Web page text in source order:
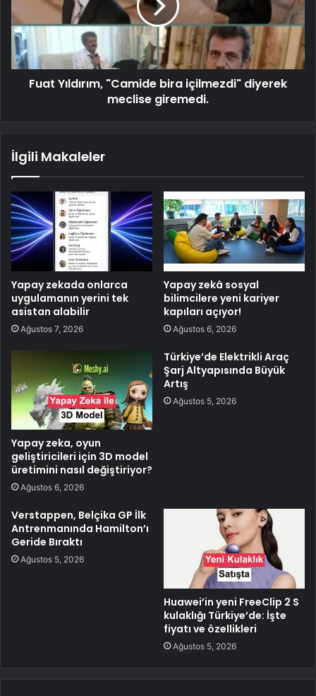
Fuat Yıldırım, "Camide bira içilmezdi" diyerek
meclise giremedi.
İlgili Makaleler
Yapay zekada onlarca
uygulamanın yerini tek
asistan alabilir
Ağustos 7, 2026
Yapay zekâ sosyal
bilimcilere yeni kariyer
kapıları açıyor!
Ağustos 6, 2026
Yapay zeka, oyun
geliştiricileri için 3D model
üretimini nasıl değiştiriyor?
Ağustos 6, 2026
Türkiye’de Elektrikli Araç
Şarj Altyapısında Büyük
Artış
Ağustos 5, 2026
Verstappen, Belçika GP İlk
Antrenmanında Hamilton’ı
Geride Bıraktı
Ağustos 5, 2026
Huawei’in yeni FreeClip 2 S
kulaklığı Türkiye’de: İşte
fiyatı ve özellikleri
Ağustos 5, 2026